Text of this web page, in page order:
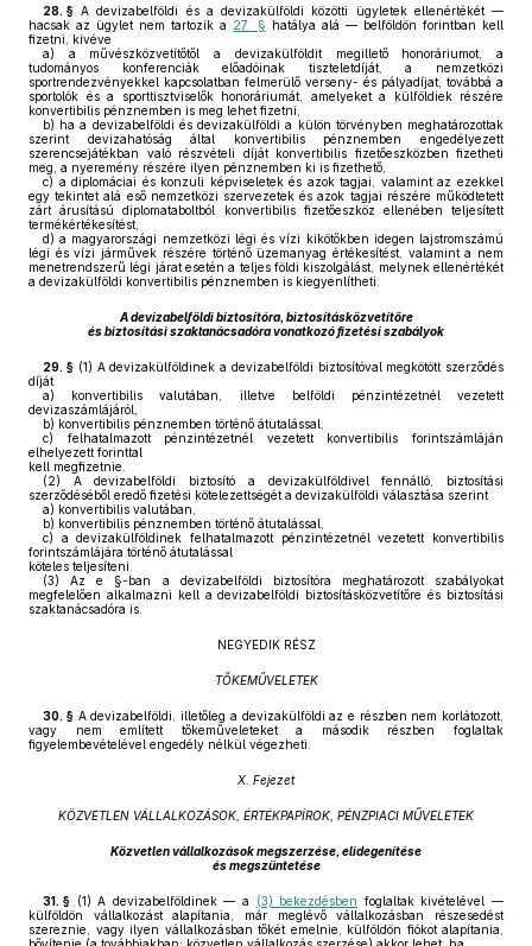
28. § A devizabelföldi és a devizakülföldi közötti ügyletek ellenértékét —
hacsak az ügylet nem tartozik a 27. § hatálya alá — belföldön forintban kell
fizetni, kivéve
a) a művészközvetítőtől a devizakülföldit megillető honoráriumot, a
tudományos konferenciák előadóinak tiszteletdíját, a nemzetközi
sportrendezvényekkel kapcsolatban felmerülő verseny- és pályadíjat, továbbá a
sportolók és a sporttisztviselők honoráriumát, amelyeket a külföldiek részére
konvertibilis pénznemben is meg lehet fizetni,
b) ha a devizabelföldi és devizakülföldi a külön törvényben meghatározottak
szerint devizahatóság által konvertibilis pénznemben engedélyezett
szerencsejátékban való részvételi díját konvertibilis fizetőeszközben fizetheti
meg, a nyeremény részére ilyen pénznemben ki is fizethető,
c) a diplomáciai és konzuli képviseletek és azok tagjai, valamint az ezekkel
egy tekintet alá eső nemzetközi szervezetek és azok tagjai részére működtetett
zárt árusítású diplomataboltból konvertibilis fizetőeszköz ellenében teljesített
termékértékesítést,
d) a magyarországi nemzetközi légi és vízi kikötőkben idegen lajstromszámú
légi és vízi járművek részére történő üzemanyag értékesítést, valamint a nem
menetrendszerű légi járat esetén a teljes földi kiszolgálást, melynek ellenértékét
a devizakülföldi konvertibilis pénznemben is kiegyenlítheti.
A devizabelföldi biztosítóra, biztosításközvetítőre
és biztosítási szaktanácsadóra vonatkozó fizetési szabályok
29. § (1) A devizakülföldinek a devizabelföldi biztosítóval megkötött szerződés
díját
a) konvertibilis valutában, illetve belföldi pénzintézetnél vezetett
devizaszámlájáról,
b) konvertibilis pénznemben történő átutalással,
c) felhatalmazott pénzintézetnél vezetett konvertibilis forintszámláján
elhelyezett forinttal
kell megfizetnie.
(2) A devizabelföldi biztosító a devizakülföldivel fennálló, biztosítási
szerződéséből eredő fizetési kötelezettségét a devizakülföldi választása szerint
a) konvertibilis valutában,
b) konvertibilis pénznemben történő átutalással,
c) a devizakülföldinek felhatalmazott pénzintézetnél vezetett konvertibilis
forintszámlájára történő átutalással
köteles teljesíteni.
(3) Az e §-ban a devizabelföldi biztosítóra meghatározott szabályokat
megfelelően alkalmazni kell a devizabelföldi biztosításközvetítőre és biztosítási
szaktanácsadóra is.
NEGYEDIK RÉSZ
TŐKEMŰVELETEK
30. § A devizabelföldi, illetőleg a devizakülföldi az e részben nem korlátozott,
vagy nem említett tőkeműveleteket a második részben foglaltak
figyelembevételével engedély nélkül végezheti.
X. Fejezet
KÖZVETLEN VÁLLALKOZÁSOK, ÉRTÉKPAPÍROK, PÉNZPIACI MŰVELETEK
Közvetlen vállalkozások megszerzése, elidegenítése
és megszüntetése
31. § (1) A devizabelföldinek — a (3) bekezdésben foglaltak kivételével —
külföldön vállalkozást alapítania, már meglévő vállalkozásban részesedést
szereznie, vagy ilyen vállalkozásban tőkét emelnie, külföldön fiókot alapítania,